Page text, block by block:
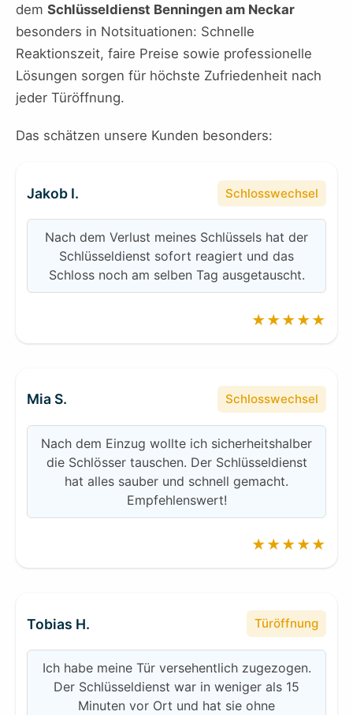
dem Schlüsseldienst Benningen am Neckar
besonders in Notsituationen: Schnelle
Reaktionszeit, faire Preise sowie professionelle
Lösungen sorgen für höchste Zufriedenheit nach
jeder Türöffnung.
Das schätzen unsere Kunden besonders:
Jakob I. Schlosswechsel
Nach dem Verlust meines Schlüssels hat der
Schlüsseldienst sofort reagiert und das
Schloss noch am selben Tag ausgetauscht.
★★★★★
Mia S. Schlosswechsel
Nach dem Einzug wollte ich sicherheitshalber
die Schlösser tauschen. Der Schlüsseldienst
hat alles sauber und schnell gemacht.
Empfehlenswert!
★★★★★
Tobias H. Türöffnung
Ich habe meine Tür versehentlich zugezogen.
Der Schlüsseldienst war in weniger als 15
Minuten vor Ort und hat sie ohne